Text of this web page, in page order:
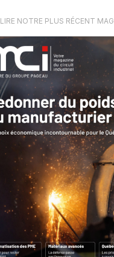
LIRE NOTRE PLUS RÉCENT